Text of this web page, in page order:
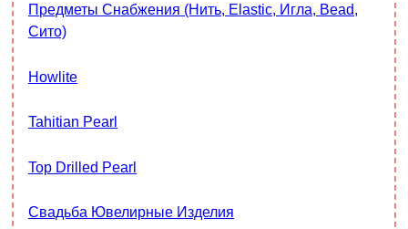
Предметы Снабжения (нить, Elastic, Игла, Bead,
Сито)
Howlite
Tahitian Pearl
Top Drilled Pearl
Свадьба Ювелирные Изделия